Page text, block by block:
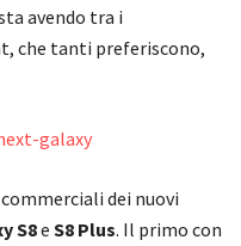
avendo tra i
che tanti preferiscono,
dei nuovi
S8e S8 Plus. Il primo con